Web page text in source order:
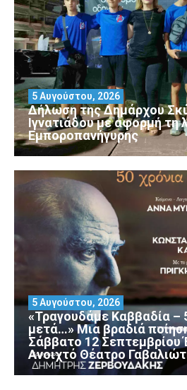
Δήλωση της Δημάρχου
Ιγνατιάδου με αφορμή τη
Εμποροπανήγυρης
5 Αυγούστου, 2026
«Τραγουδάμε Καββαδία –
μετά…» Μια βραδιά
Σάββατο 12 Σεπτεμβρίου
Ανοιχτό Θέατρο
5 Αυγούστου, 2026